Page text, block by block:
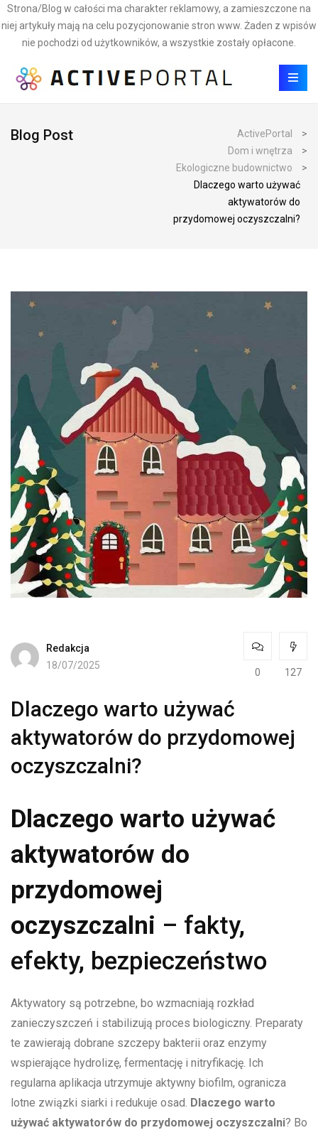
Strona/Blog w całości ma charakter reklamowy, a zamieszczone na
niej artykuły mają na celu pozycjonowanie stron www. Żaden z wpisów
nie pochodzi od użytkowników, a wszystkie zostały opłacone.
Blog Post ActivePortal
>
Dom i wnętrza
>
Ekologiczne budownictwo
>
Dlaczego warto używać
aktywatorów do
przydomowej oczyszczalni?
Redakcja
18/07/2025
0 127
Dlaczego warto używać
aktywatorów do przydomowej
oczyszczalni?
Dlaczego warto używać
aktywatorów do
przydomowej
oczyszczalni – fakty,
efekty, bezpieczeństwo
Aktywatory są potrzebne, bo wzmacniają rozkład
zanieczyszczeń i stabilizują proces biologiczny. Preparaty
te zawierają dobrane szczepy bakterii oraz enzymy
wspierające hydrolizę, fermentację i nitryfikację. Ich
regularna aplikacja utrzymuje aktywny biofilm, ogranicza
lotne związki siarki i redukuje osad. Dlaczego warto
używać aktywatorów do przydomowej oczyszczalni? Bo